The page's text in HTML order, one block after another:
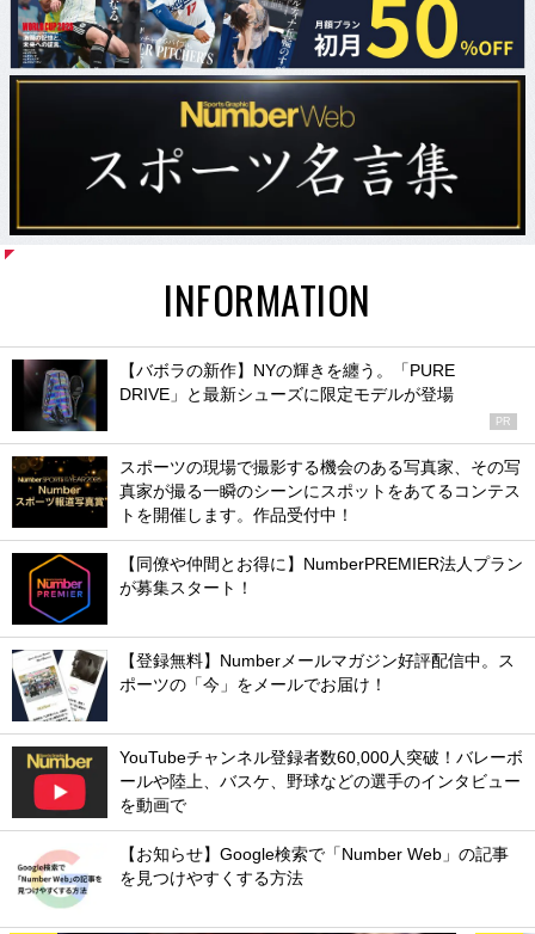
INFORMATION
【バボラの新作】NYの輝きを纏う。「PURE
DRIVE」と最新シューズに限定モデルが登場
PR
スポーツの現場で撮影する機会のある写真家、その写
真家が撮る一瞬のシーンにスポットをあてるコンテス
トを開催します。作品受付中！
【同僚や仲間とお得に】NumberPREMIER法人プラン
が募集スタート！
【登録無料】Numberメールマガジン好評配信中。ス
ポーツの「今」をメールでお届け！
YouTubeチャンネル登録者数60,000人突破！バレーボ
ールや陸上、バスケ、野球などの選手のインタビュー
を動画で
【お知らせ】Google検索で「Number Web」の記事
を見つけやすくする方法